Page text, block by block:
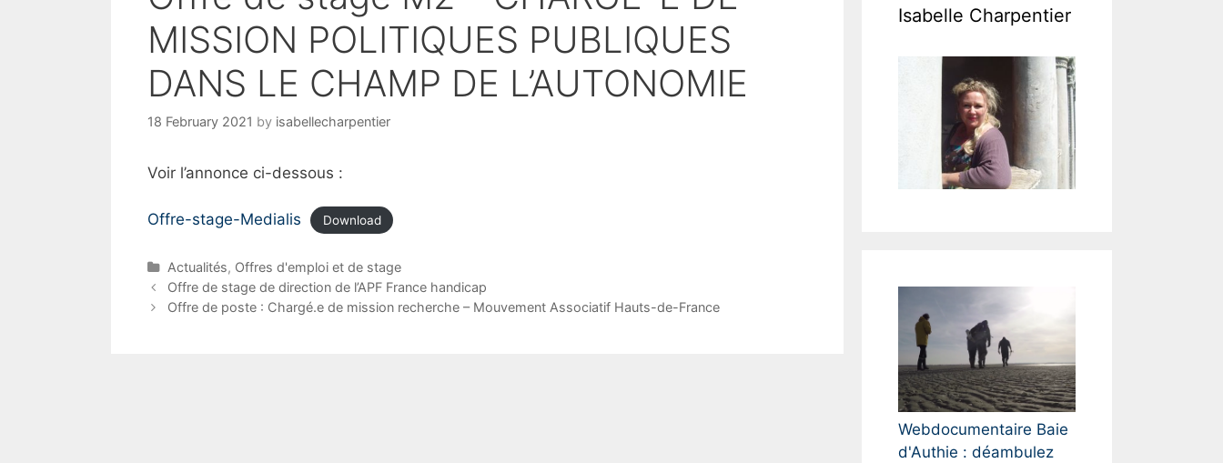
MISSION POLITIQUES PUBLIQUES
DANS LE CHAMP DE L’AUTONOMIE
18 February 2021 by isabellecharpentier
Voir l’annonce ci-dessous :
Offre-stage-Medialis Download
C
a
t
Actualités, Offres d'emploi et de stage
P
o
Offre de stage de direction de l’APF France handicap
Offre de poste : Chargé.e de mission recherche – Mouvement Associatif Hauts-de-France
Isabelle Charpentier
Webdocumentaire Baie
d'Authie : déambulez